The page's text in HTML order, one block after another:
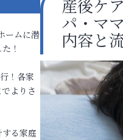
産後ケ
パ・マ
内容と
ームに潜
！
！各家
よりさ
る家庭